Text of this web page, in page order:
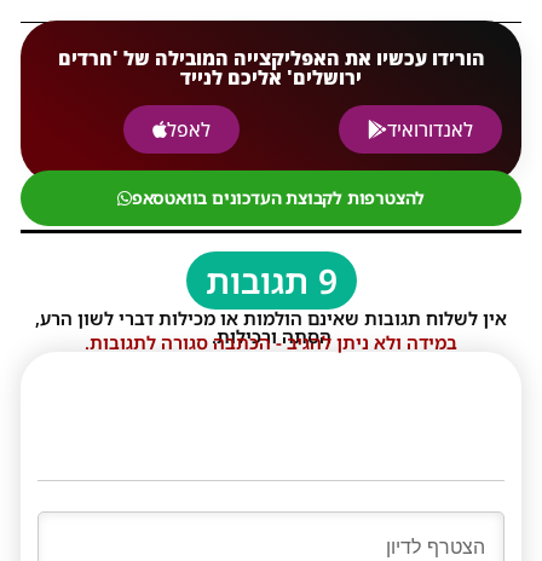
הורידו עכשיו את האפליקצייה המובילה של 'חרדים
ירושלים' אליכם לנייד
לאנדורואיד
לאפל
להצטרפות לקבוצת העדכונים בוואטסאפ
9 תגובות
אין לשלוח תגובות שאינם הולמות או מכילות דברי לשון הרע,
הסתה ורכילות.
במידה ולא ניתן להגיב - הכתבה סגורה לתגובות.